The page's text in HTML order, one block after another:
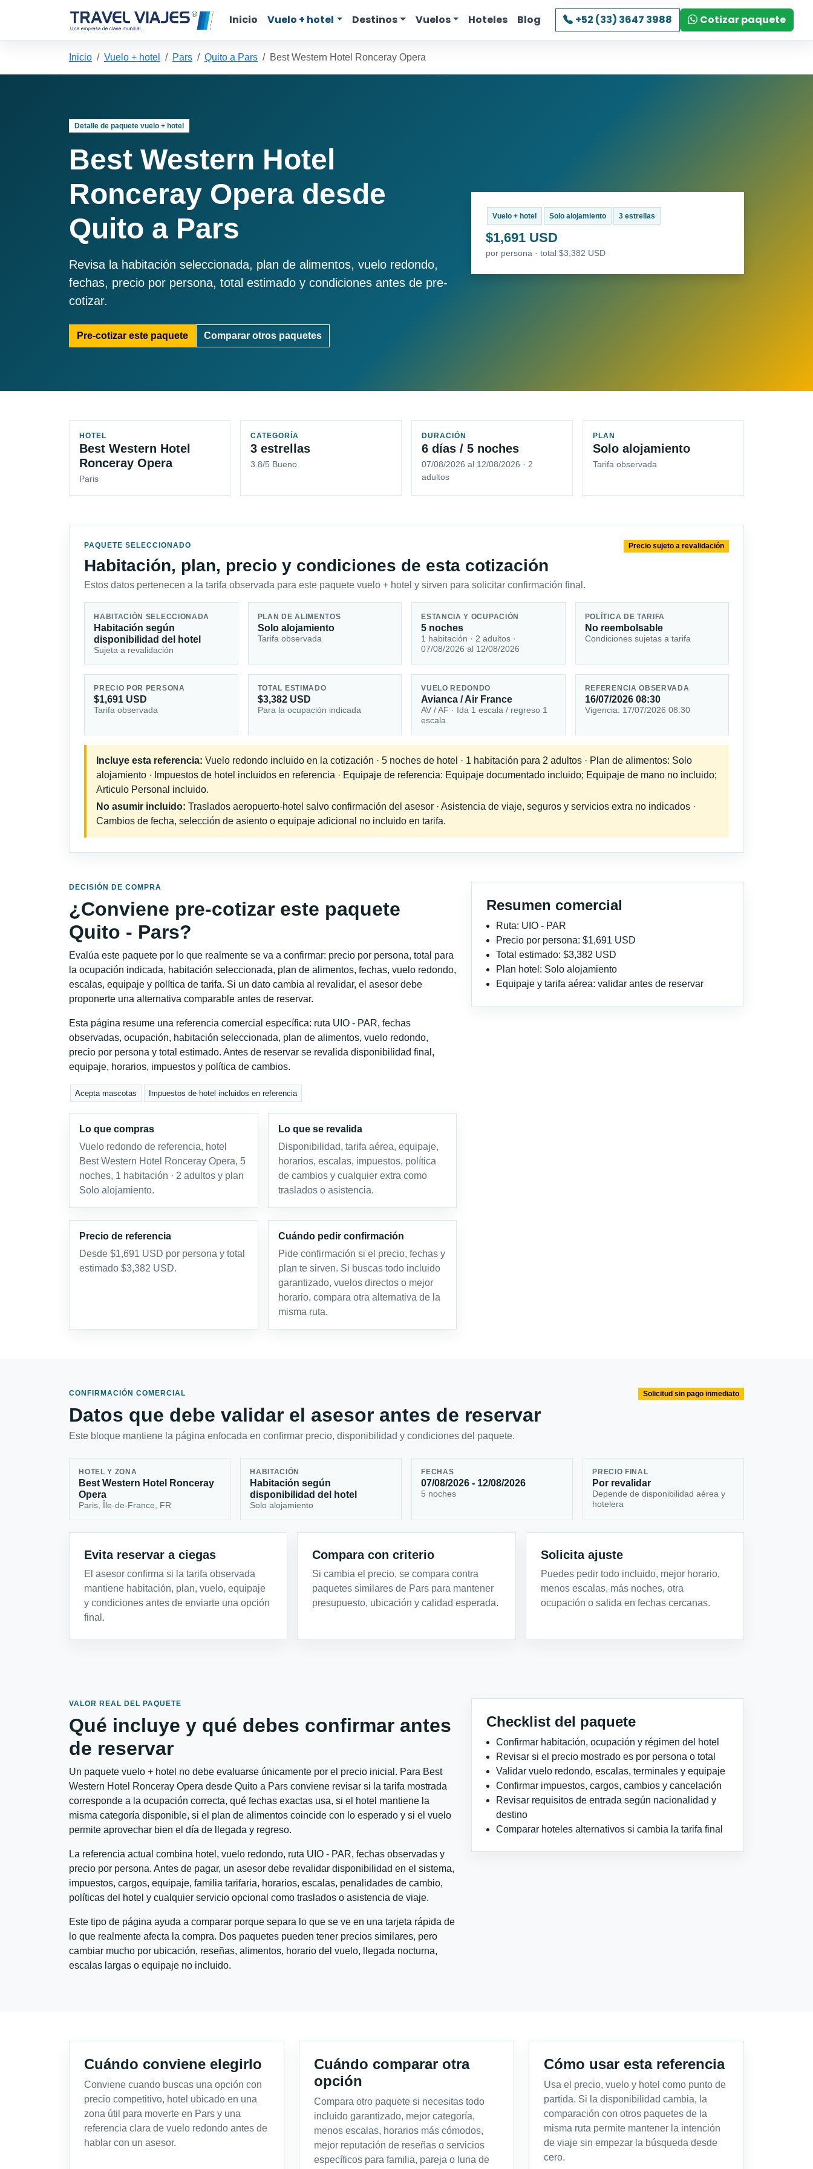
Inicio Vuelo + hotel Destinos Vuelos Hoteles Blog +52 (33) 3647 3988 Cotizar paquete
Inicio Vuelo + hotel Pars Quito a Pars Best Western Hotel Ronceray Opera
Detalle de paquete vuelo + hotel
Best Western Hotel
Ronceray Opera desde
Quito a Pars
Revisa la habitación seleccionada, plan de alimentos, vuelo redondo,
fechas, precio por persona, total estimado y condiciones antes de pre-
cotizar.
Pre-cotizar este paquete Comparar otros paquetes
Vuelo + hotel Solo alojamiento 3 estrellas
$1,691 USD
por persona · total $3,382 USD
HOTEL
Best Western Hotel
Ronceray Opera
Paris
CATEGORÍA
3 estrellas
3.8/5 Bueno
DURACIÓN
6 días / 5 noches
07/08/2026 al 12/08/2026 · 2
adultos
PLAN
Solo alojamiento
Tarifa observada
PAQUETE SELECCIONADO
Habitación, plan, precio y condiciones de esta cotización
Estos datos pertenecen a la tarifa observada para este paquete vuelo + hotel y sirven para solicitar confirmación final.
Precio sujeto a revalidación
HABITACIÓN SELECCIONADA
Habitación según
disponibilidad del hotel
Sujeta a revalidación
PLAN DE ALIMENTOS
Solo alojamiento
Tarifa observada
ESTANCIA Y OCUPACIÓN
5 noches
1 habitación · 2 adultos ·
07/08/2026 al 12/08/2026
POLÍTICA DE TARIFA
No reembolsable
Condiciones sujetas a tarifa
PRECIO POR PERSONA
$1,691 USD
Tarifa observada
TOTAL ESTIMADO
$3,382 USD
Para la ocupación indicada
VUELO REDONDO
Avianca / Air France
AV / AF · Ida 1 escala / regreso 1
escala
REFERENCIA OBSERVADA
16/07/2026 08:30
Vigencia: 17/07/2026 08:30
Incluye esta referencia: Vuelo redondo incluido en la cotización · 5 noches de hotel · 1 habitación para 2 adultos · Plan de alimentos: Solo
alojamiento · Impuestos de hotel incluidos en referencia · Equipaje de referencia: Equipaje documentado incluido; Equipaje de mano no incluido;
Articulo Personal incluido.
No asumir incluido: Traslados aeropuerto-hotel salvo confirmación del asesor · Asistencia de viaje, seguros y servicios extra no indicados ·
Cambios de fecha, selección de asiento o equipaje adicional no incluido en tarifa.
DECISIÓN DE COMPRA
¿Conviene pre-cotizar este paquete
Quito - Pars?
Evalúa este paquete por lo que realmente se va a confirmar: precio por persona, total para
la ocupación indicada, habitación seleccionada, plan de alimentos, fechas, vuelo redondo,
escalas, equipaje y política de tarifa. Si un dato cambia al revalidar, el asesor debe
proponerte una alternativa comparable antes de reservar.
Esta página resume una referencia comercial específica: ruta UIO - PAR, fechas
observadas, ocupación, habitación seleccionada, plan de alimentos, vuelo redondo,
precio por persona y total estimado. Antes de reservar se revalida disponibilidad final,
equipaje, horarios, impuestos y política de cambios.
Acepta mascotas Impuestos de hotel incluidos en referencia
Lo que compras
Vuelo redondo de referencia, hotel
Best Western Hotel Ronceray Opera, 5
noches, 1 habitación · 2 adultos y plan
Solo alojamiento.
Lo que se revalida
Disponibilidad, tarifa aérea, equipaje,
horarios, escalas, impuestos, política
de cambios y cualquier extra como
traslados o asistencia.
Precio de referencia
Desde $1,691 USD por persona y total
estimado $3,382 USD.
Cuándo pedir confirmación
Pide confirmación si el precio, fechas y
plan te sirven. Si buscas todo incluido
garantizado, vuelos directos o mejor
horario, compara otra alternativa de la
misma ruta.
Resumen comercial
Ruta: UIO - PAR
Precio por persona: $1,691 USD
Total estimado: $3,382 USD
Plan hotel: Solo alojamiento
Equipaje y tarifa aérea: validar antes de reservar
CONFIRMACIÓN COMERCIAL
Datos que debe validar el asesor antes de reservar
Este bloque mantiene la página enfocada en confirmar precio, disponibilidad y condiciones del paquete.
Solicitud sin pago inmediato
HOTEL Y ZONA
Best Western Hotel Ronceray
Opera
Paris, Île-de-France, FR
HABITACIÓN
Habitación según
disponibilidad del hotel
Solo alojamiento
FECHAS
07/08/2026 - 12/08/2026
5 noches
PRECIO FINAL
Por revalidar
Depende de disponibilidad aérea y
hotelera
Evita reservar a ciegas
El asesor confirma si la tarifa observada
mantiene habitación, plan, vuelo, equipaje
y condiciones antes de enviarte una opción
final.
Compara con criterio
Si cambia el precio, se compara contra
paquetes similares de Pars para mantener
presupuesto, ubicación y calidad esperada.
Solicita ajuste
Puedes pedir todo incluido, mejor horario,
menos escalas, más noches, otra
ocupación o salida en fechas cercanas.
VALOR REAL DEL PAQUETE
Qué incluye y qué debes confirmar antes
de reservar
Un paquete vuelo + hotel no debe evaluarse únicamente por el precio inicial. Para Best
Western Hotel Ronceray Opera desde Quito a Pars conviene revisar si la tarifa mostrada
corresponde a la ocupación correcta, qué fechas exactas usa, si el hotel mantiene la
misma categoría disponible, si el plan de alimentos coincide con lo esperado y si el vuelo
permite aprovechar bien el día de llegada y regreso.
La referencia actual combina hotel, vuelo redondo, ruta UIO - PAR, fechas observadas y
precio por persona. Antes de pagar, un asesor debe revalidar disponibilidad en el sistema,
impuestos, cargos, equipaje, familia tarifaria, horarios, escalas, penalidades de cambio,
políticas del hotel y cualquier servicio opcional como traslados o asistencia de viaje.
Este tipo de página ayuda a comparar porque separa lo que se ve en una tarjeta rápida de
lo que realmente afecta la compra. Dos paquetes pueden tener precios similares, pero
cambiar mucho por ubicación, reseñas, alimentos, horario del vuelo, llegada nocturna,
escalas largas o equipaje no incluido.
Checklist del paquete
Confirmar habitación, ocupación y régimen del hotel
Revisar si el precio mostrado es por persona o total
Validar vuelo redondo, escalas, terminales y equipaje
Confirmar impuestos, cargos, cambios y cancelación
Revisar requisitos de entrada según nacionalidad y
destino
Comparar hoteles alternativos si cambia la tarifa final
Cuándo conviene elegirlo
Conviene cuando buscas una opción con
precio competitivo, hotel ubicado en una
zona útil para moverte en Pars y una
referencia clara de vuelo redondo antes de
hablar con un asesor.
Cuándo comparar otra
opción
Compara otro paquete si necesitas todo
incluido garantizado, mejor categoría,
menos escalas, horarios más cómodos,
mejor reputación de reseñas o servicios
específicos para familia, pareja o luna de
Cómo usar esta referencia
Usa el precio, vuelo y hotel como punto de
partida. Si la disponibilidad cambia, la
comparación con otros paquetes de la
misma ruta permite mantener la intención
de viaje sin empezar la búsqueda desde
cero.